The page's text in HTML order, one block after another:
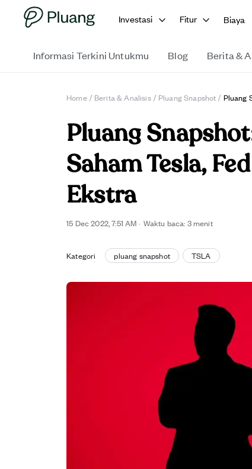
Investasi Fitur Biaya
Informasi Terkini Untukmu Blog Berita &
Home / Berita & Analisis / Pluang Snapshot / Pluang
Pluang
Saham Tesla,
Ekstra
15 Dec 2022, 7:51 AM · Waktu baca: 3 menit
Kategori pluang snapshot TSLA